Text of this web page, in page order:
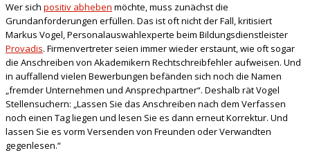
Wer sich positiv abheben möchte, muss zunächst die
Grundanforderungen erfüllen. Das ist oft nicht der Fall, kritisiert
Markus Vogel, Personalauswahlexperte beim Bildungsdienstleister
Provadis. Firmenvertreter seien immer wieder erstaunt, wie oft sogar
die Anschreiben von Akademikern Rechtschreibfehler aufweisen. Und
in auffallend vielen Bewerbungen befänden sich noch die Namen
„fremder Unternehmen und Ansprechpartner“. Deshalb rät Vogel
Stellensuchern: „Lassen Sie das Anschreiben nach dem Verfassen
noch einen Tag liegen und lesen Sie es dann erneut Korrektur. Und
lassen Sie es vorm Versenden von Freunden oder Verwandten
gegenlesen.“